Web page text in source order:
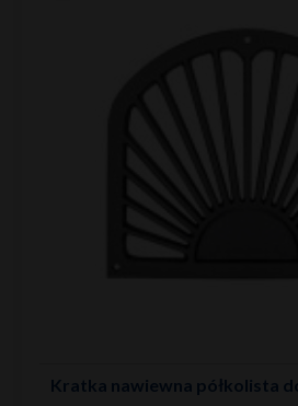
Kratka nawiewna półkolista